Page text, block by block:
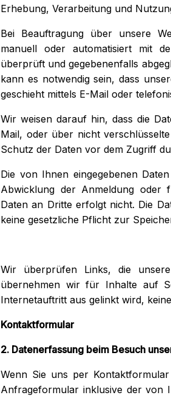
Erhebung, Verarbeitung und
Bei Beauftragung über unsere
manuell oder automatisiert mit
überprüft und gegebenenfalls
kann es notwendig sein, dass
geschieht mittels E-Mail oder
Wir weisen darauf hin, dass die
Mail, oder über nicht
Schutz der Daten vor dem Zugriff
Die von Ihnen eingegebenen
Abwicklung der Anmeldung oder
Daten an Dritte erfolgt nicht. Die
keine gesetzliche Pflicht zur
Wir überprüfen Links, die
übernehmen wir für Inhalte auf
Internetauftritt aus gelinkt wird,
Kontaktformular
2. Datenerfassung beim Besuch
Wenn Sie uns per
Anfrageformular inklusive der von